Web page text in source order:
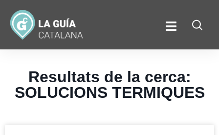
Resultats de la cerca:
SOLUCIONS TERMIQUES